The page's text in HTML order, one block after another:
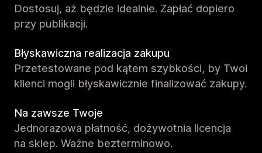
Dostosuj, aż będzie idealnie. Zapłać dopiero
przy publikacji.
Błyskawiczna realizacja zakupu
Przetestowane pod kątem szybkości, by Twoi
klienci mogli błyskawicznie finalizować zakupy.
Na zawsze Twoje
Jednorazowa płatność, dożywotnia licencja
na sklep. Ważne bezterminowo.